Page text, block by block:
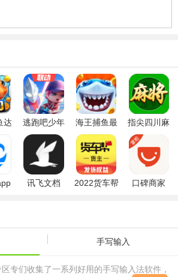
达
版
逃跑吧少年
九游版最新
版
海王捕鱼最
新版官方正
版
指尖四川麻
将app最新
版
讯飞文档
2022货车帮
口碑商家
手写输入
专们收集了一系列好用的手写输入法软件，